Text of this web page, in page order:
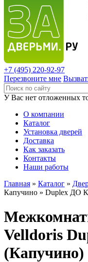
+7 (495) 220-92-97
Перезвоните мне
У Вас нет отложенных
О компании
Каталог
Установка дверей
Доставка
Как заказать
Контакты
Наши работы
Главная » Каталог »
Капучино » Duplex ДО К
Velldoris
(Капучино)